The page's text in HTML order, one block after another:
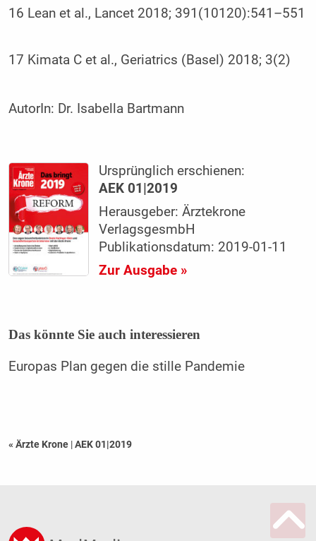
16 Lean et al., Lancet 2018; 391(10120):541–551
17 Kimata C et al., Geriatrics (Basel) 2018; 3(2)
AutorIn: Dr. Isabella Bartmann
Ursprünglich erschienen:
AEK 01|2019
Herausgeber: Ärztekrone
VerlagsgesmbH
Publikationsdatum: 2019-01-11
Zur Ausgabe »
Das könnte Sie auch interessieren
Europas Plan gegen die stille Pandemie
« Ärzte Krone |AEK 01|2019